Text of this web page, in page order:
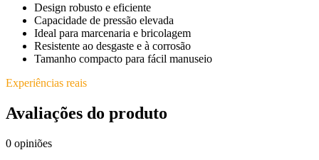
Design robusto e eficiente
Capacidade de pressão elevada
Ideal para marcenaria e bricolagem
Resistente ao desgaste e à corrosão
Tamanho compacto para fácil manuseio
Experiências reais
Avaliações do produto
0 opiniões